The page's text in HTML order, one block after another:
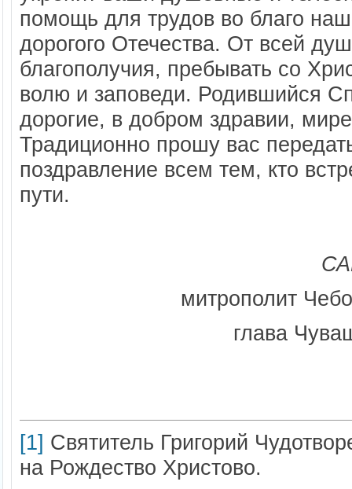
помощь для трудов во благо
дорогого Отечества. От всей
благополучия, пребывать со
волю и заповеди. Родившийся
дорогие, в добром здравии,
Традиционно прошу вас
поздравление всем тем, кто
пути.
митрополит
глава
[1] Святитель Григорий
на Рождество Христово.